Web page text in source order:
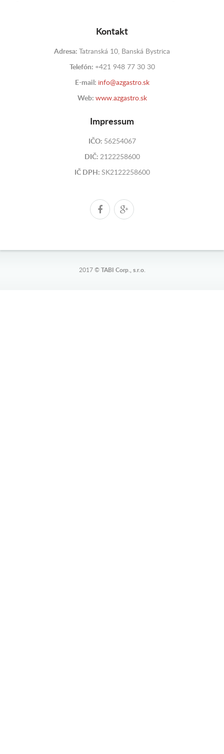
Kontakt
Adresa: Tatranská 10, Banská Bystrica
Telefón: +421 948 77 30 30
E-mail: info@azgastro.sk
Web: www.azgastro.sk
Impressum
IČO: 56254067
DIČ: 2122258600
IČ DPH: SK2122258600
2017 © TABI Corp., s.r.o.